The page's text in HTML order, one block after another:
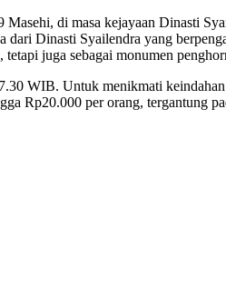
di masa kejayaan Dinasti
dari Dinasti Syailendra yang
juga sebagai monumen
WIB. Untuk menikmati
Rp20.000 per orang, tergantung